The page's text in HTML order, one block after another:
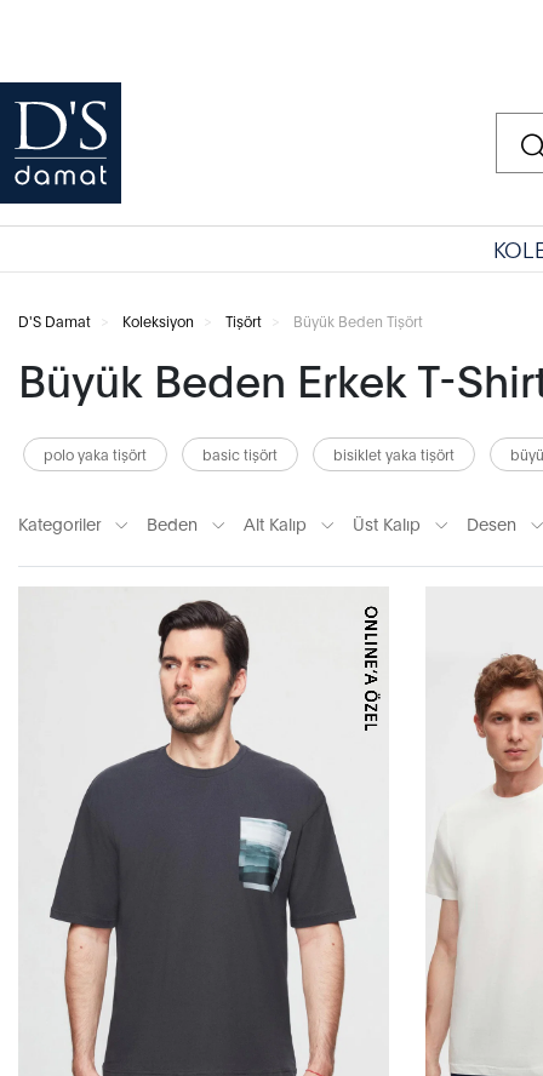
D'S Damat Koleksiyon Tişört Büyük Beden Tişört
Büyük Beden Erkek T-
polo yaka tişört basic tişört bisiklet yaka tişört
Kategoriler Beden Alt Kalıp Üst Kalıp Desen